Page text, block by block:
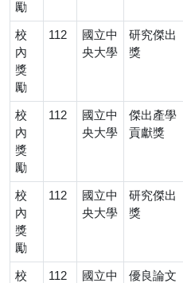
勵
校
內
獎
勵
112
國立中
央大學
研究傑出
獎
校
內
獎
勵
112
國立中
央大學
傑出產學
貢獻獎
校
內
獎
勵
112
國立中
央大學
研究傑出
獎
校
112
國立中
優良論文